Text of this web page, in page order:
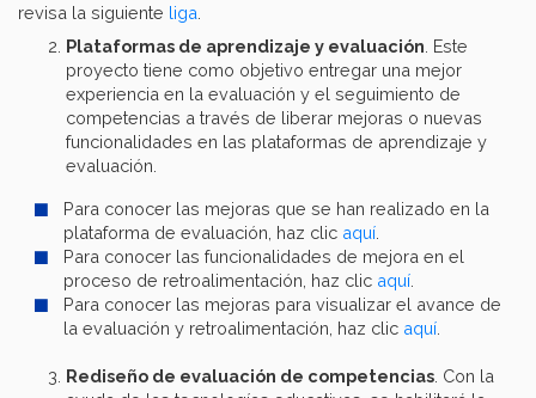
revisa la siguiente liga
Plataformas de aprendizaje y evaluación . Este
proyecto tiene como objetivo entregar una mejor
experiencia en la evaluación y el seguimiento de
competencias a través de liberar mejoras o nuevas
funcionalidades en las plataformas de aprendizaje y
evaluación.
Para conocer las mejoras que se han realizado en la
plataforma de evaluación, haz clic aquí
Para conocer las funcionalidades de mejora en el
proceso de retroalimentación, haz clic aquí
Para conocer las mejoras para visualizar el avance de
la evaluación y retroalimentación, haz clic aquí
Rediseño de evaluación de competencias . Con la